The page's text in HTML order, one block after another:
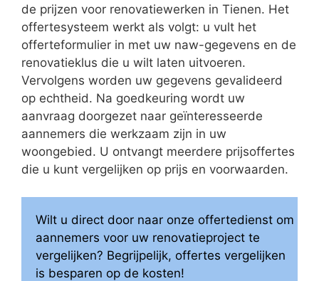
de prijzen voor renovatiewerken in Tienen. Het
offertesysteem werkt als volgt: u vult het
offerteformulier in met uw naw-gegevens en de
renovatieklus die u wilt laten uitvoeren.
Vervolgens worden uw gegevens gevalideerd
op echtheid. Na goedkeuring wordt uw
aanvraag doorgezet naar geïnteresseerde
aannemers die werkzaam zijn in uw
woongebied. U ontvangt meerdere prijsoffertes
die u kunt vergelijken op prijs en voorwaarden.
Wilt u direct door naar onze offertedienst om
aannemers voor uw renovatieproject te
vergelijken? Begrijpelijk, offertes vergelijken
is besparen op de kosten!